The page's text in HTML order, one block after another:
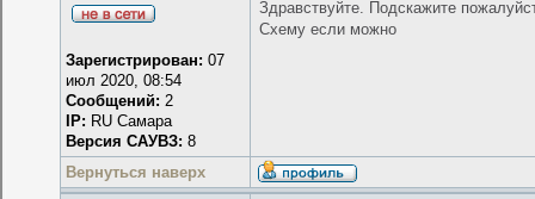
Зарегистрирован: 07
июл 2020, 08:54
Сообщений: 2
IP: RU Самара
Версия САУВЗ: 8
Здравствуйте. Подскажите
Схему если можно
Вернуться наверх